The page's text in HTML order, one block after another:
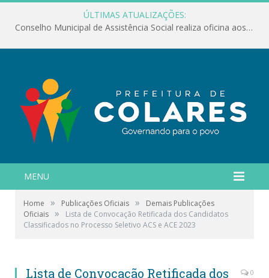
ÚLTIMAS ATUALIZAÇÕES:
Conselho Municipal de Assistência Social realiza oficina aos servidores
MENU
Home » Publicações Oficiais »
Demais Publicações
Oficiais »
Lista de Convocação Retificada dos Candidatos
Classificados no Processo Seletivo ACS e ACE 2023
Lista de Convocação Retificada dos
0